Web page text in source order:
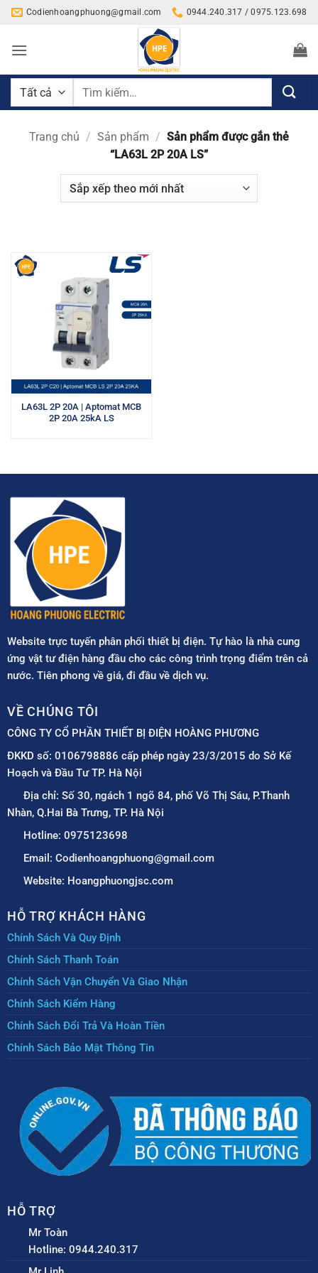
Bỏ
nội
Codienhoangphuong@gmail.com 0944.240.317 / 0975.123.698
Tìm
Trang chủ / Sản phẩm / Sản phẩm được gắn thẻ
“LA63L 2P 20A LS”
LA63L 2P 20A | Aptomat MCB
2P 20A 25kA LS
Website trực tuyến phân phối thiết bị điện. Tự hào là nhà cung
ứng vật tư điện hàng đầu cho các công trình trọng điểm trên cả
nước. Tiên phong về giá, đi đầu về dịch vụ.
VỀ CHÚNG TÔI
CÔNG TY CỔ PHẦN THIẾT BỊ ĐIỆN HOÀNG PHƯƠNG
ĐKKD số: 0106798886 cấp phép ngày 23/3/2015 do Sở Kế
Hoạch và Đầu Tư TP. Hà Nội
Địa chỉ: Số 30, ngách 1 ngõ 84, phố Võ Thị Sáu, P.Thanh
Nhàn, Q.Hai Bà Trưng, TP. Hà Nội
Hotline: 0975123698
Email: Codienhoangphuong@gmail.com
Website: Hoangphuongjsc.com
HỖ TRỢ KHÁCH HÀNG
Chính Sách Và Quy Định
Chính Sách Thanh Toán
Chính Sách Vận Chuyển Và Giao Nhận
Chính Sách Kiểm Hàng
Chính Sách Đổi Trả Và Hoàn Tiền
Chính Sách Bảo Mật Thông Tin
HỖ TRỢ
Mr Toàn
Hotline: 0944.240.317